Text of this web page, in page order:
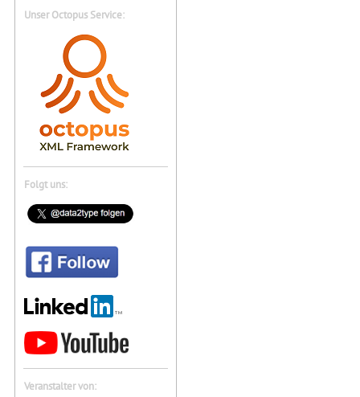
Unser Octopus Service:
Folgt uns:
Veranstalter von: